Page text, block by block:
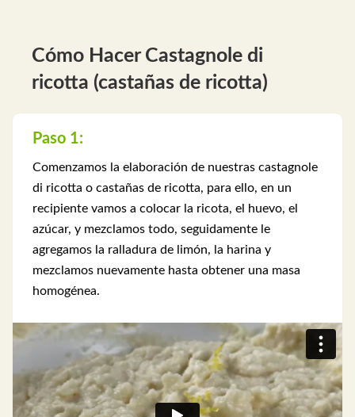
Cómo Hacer Castagnole di
ricotta (castañas de ricotta)
Paso 1:
Comenzamos la elaboración de nuestras castagnole
di ricotta o castañas de ricotta, para ello, en un
recipiente vamos a colocar la ricota, el huevo, el
azúcar, y mezclamos todo, seguidamente le
agregamos la ralladura de limón, la harina y
mezclamos nuevamente hasta obtener una masa
homogénea.